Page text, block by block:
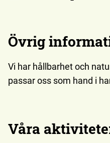
Övrig
Vi har hållbarhet och
passar oss som hand i
Våra